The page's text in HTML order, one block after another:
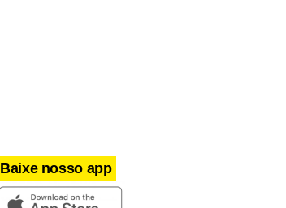
Baixe nosso app